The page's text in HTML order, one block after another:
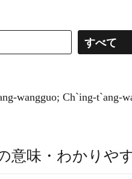
すべて
wangguo; Ch`ing-t`ang-
意味・わかりや